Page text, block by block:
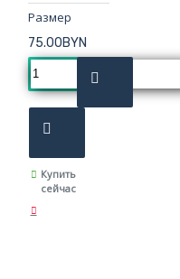
Размер
75.00BYN
Купить
сейчас